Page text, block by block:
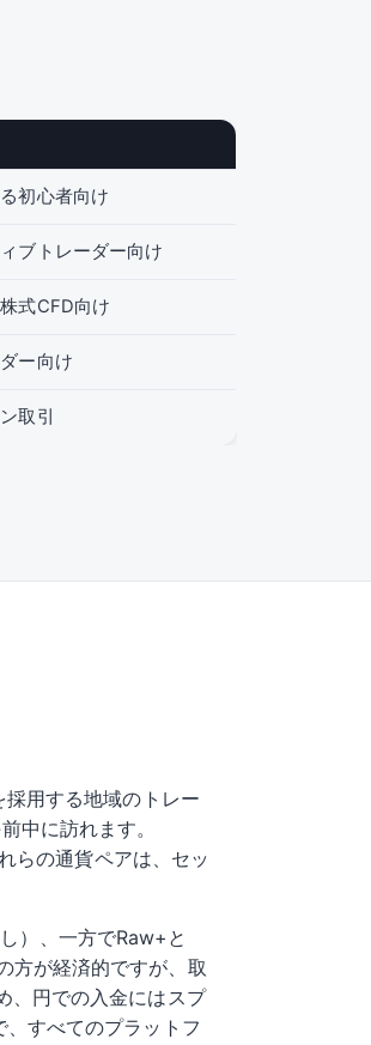
初心者向け
ブトレーダー向け
式CFD向け
ー向け
取引
用する地域のトレー
中に訪れます。
らの通貨ペアは、セッ
）、一方でRaw+と
方が経済的ですが、取
、円での入金にはスプ
すべてのプラットフ